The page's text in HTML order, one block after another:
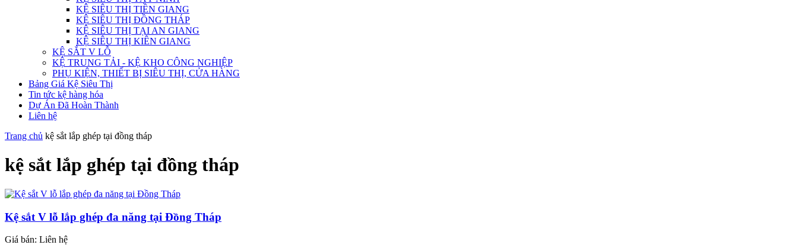
KỆ SIÊU THỊ TIỀN GIANG
KỆ SIÊU THỊ ĐỒNG THÁP
KỆ SIÊU THỊ TẠI AN GIANG
KỆ SIÊU THỊ KIÊN GIANG
KỆ SẮT V LỖ
KỆ TRUNG TẢI - KỆ KHO CÔNG NGHIỆP
PHỤ KIỆN, THIẾT BỊ SIÊU THỊ, CỬA HÀNG
Bảng Giá Kệ Siêu Thị
Tin tức kệ hàng hóa
Dự Án Đã Hoàn Thành
Liên hệ
Trang chủ kệ sắt lắp ghép tại đồng tháp
kệ sắt lắp ghép tại đồng tháp
Kệ sắt V lỗ lắp ghép đa năng tại Đồng Tháp
Giá bán: Liên hệ